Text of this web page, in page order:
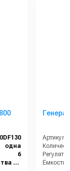
одна
6
для дома, хозяйства и малого бизнеса
Артикул:
Ёмкость